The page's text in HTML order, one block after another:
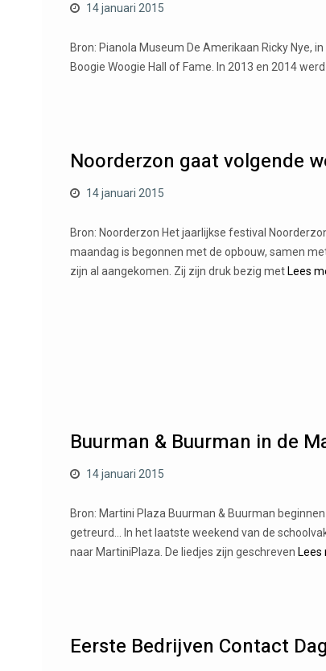
14 januari 2015
Bron: Pianola Museum De Amerikaan Ricky Nye,
Boogie Woogie Hall of Fame. In 2013 en 2014
Noorderzon gaat volgende
14 januari 2015
Bron: Noorderzon Het jaarlijkse festival
maandag is begonnen met de opbouw, samen
zijn al aangekomen. Zij zijn druk bezig met Lees
Buurman & Buurman in de
14 januari 2015
Bron: Martini Plaza Buurman & Buurman
getreurd… In het laatste weekend van de
naar MartiniPlaza. De liedjes zijn geschreven Lees
Eerste Bedrijven Contact